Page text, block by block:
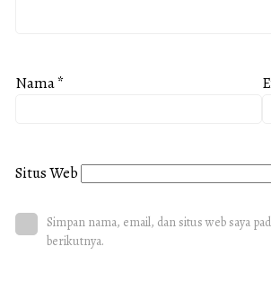
Nama*
Situs Web
Simpan nama, email, dan situs web saya
berikutnya.